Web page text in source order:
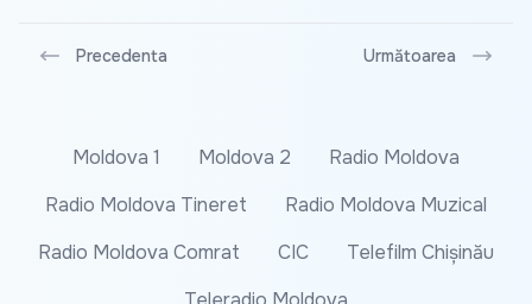
Precedenta Următoarea
Moldova 1 Moldova 2
Radio Moldova
Radio Moldova Tineret
Radio Moldova Muzical
Radio Moldova Comrat
CIC
Telefilm Chișinău